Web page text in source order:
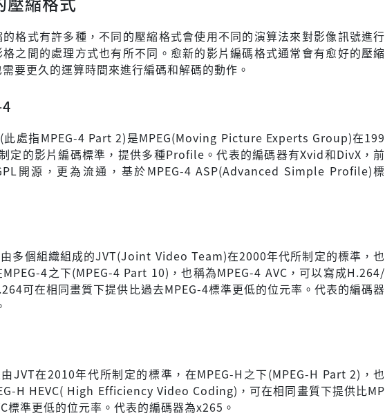
的格式有許多種，不同的壓縮格式會使用不同的演算法來對影像訊號進行
格之間的處理方式也有所不同。愈新的影片編碼格式通常會有愈好的壓縮
要更久的運算時間來進行編碼和解碼的動作。
此處指MPEG-4 Part 2)是MPEG(Moving Picture Experts Group)在199
定的影片編碼標準，提供多種Profile。代表的編碼器有Xvid和DivX，前
開源，更為流通，基於MPEG-4 ASP(Advanced Simple Profile)標
多個組織組成的JVT(Joint Video Team)在2000年代所制定的標準，也
4之下(MPEG-4 Part 10)，也稱為MPEG-4 AVC，可以寫成H.264/
可在相同畫質下提供比過去MPEG-4標準更低的位元率。代表的編碼器
JVT在2010年代所制定的標準，在MPEG-H之下(MPEG-H Part 2)，也
H HEVC( High Efficiency Video Coding)，可在相同畫質下提供比MP
標準更低的位元率。代表的編碼器為x265。